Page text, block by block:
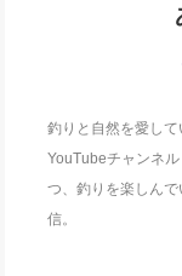
釣りと自然を愛し
YouTubeチャンネ
つ、釣りを楽しん
信。